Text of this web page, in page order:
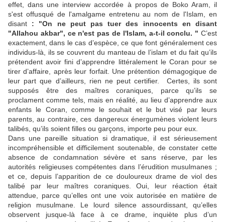
effet, dans une interview accordée à propos de Boko Aram, il
s'est offusqué de l'amalgame entretenu au nom de l'Islam, en
disant : "On ne peut pas tuer des innocents en disant
"Allahou akbar", ce n'est pas de l'Islam, a-t-il conclu. " C’est
exactement, dans le cas d’espèce, ce que font généralement ces
individus-là, ils se couvrent du manteau de l’islam et du fait qu’ils
prétendent avoir fini d’apprendre littéralement le Coran pour se
tirer d’affaire, après leur forfait. Une prétention démagogique de
leur part que d’ailleurs, rien ne peut certifier. Certes, ils sont
supposés être des maîtres coraniques, parce qu’ils se
proclament comme tels, mais en réalité, au lieu d’apprendre aux
enfants le Coran, comme le souhait et le but visé par leurs
parents, au contraire, ces dangereux énergumènes violent leurs
talibés, qu’ils soient filles ou garçons, importe peu pour eux.
Dans une pareille situation si dramatique, il est sérieusement
incompréhensible et difficilement soutenable, de constater cette
absence de condamnation sévère et sans réserve, par les
autorités religieuses compétentes dans l’érudition musulmanes ;
et ce, depuis l’apparition de ce douloureux drame de viol des
talibé par leur maîtres coraniques. Oui, leur réaction était
attendue, parce qu’elles ont une voix autorisée en matière de
religion musulmane. Le lourd silence assourdissant, qu’elles
observent jusque-là face à ce drame, inquiète plus d’un